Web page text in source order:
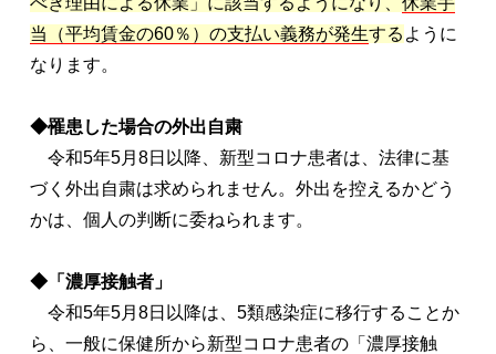
当（平均賃金の60％）の支払い義務が発生する ように
なります。
◆罹患した場合の外出自粛
令和5年5月8日以降、新型コロナ患者は、法律に基
づく外出自粛は求められません。外出を控えるかどう
かは、個人の判断に委ねられます。
◆「濃厚接触者」
令和5年5月8日以降は、5類感染症に移行することか
ら、一般に保健所から新型コロナ患者の「濃厚接触